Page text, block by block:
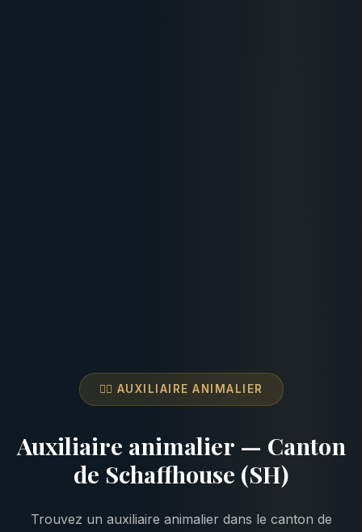
👩‍⚕️ AUXILIAIRE ANIMALIER
Auxiliaire animalier — Canton
de Schaffhouse (SH)
Trouvez un auxiliaire animalier dans le canton de